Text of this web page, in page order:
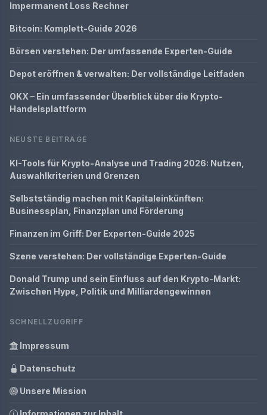
Impermanent Loss Rechner
Bitcoin: Komplett-Guide 2026
Börsen verstehen: Der umfassende Experten-Guide
Depot eröffnen & verwalten: Der vollständige Leitfaden
OKX – Ein umfassender Überblick über die Krypto-
Handelsplattform
NEUSTE BEITRÄGE
KI-Tools für Krypto-Analyse und Trading 2026: Nutzen,
Auswahlkriterien und Grenzen
Selbstständig machen mit Kapitaleinkünften:
Businessplan, Finanzplan und Förderung
Finanzen im Griff: Der Experten-Guide 2025
Szene verstehen: Der vollständige Experten-Guide
Donald Trump und sein Einfluss auf den Krypto-Markt:
Zwischen Hype, Politik und Milliardengewinnen
SCHNELLZUGRIFF
Impressum
Datenschutz
Unsere Mission